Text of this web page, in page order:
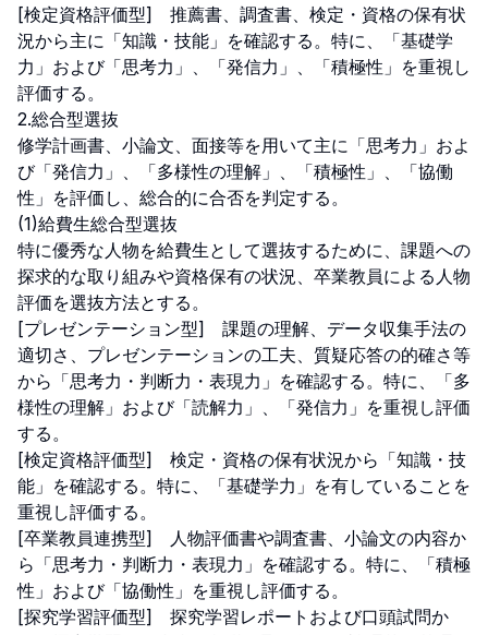
[検定資格評価型]　推薦書、調査書、検定・資格の保有状
況から主に「知識・技能」を確認する。特に、「基礎学
力」および「思考力」、「発信力」、「積極性」を重視し
評価する。
2.総合型選抜
修学計画書、小論文、面接等を用いて主に「思考力」およ
び「発信力」、「多様性の理解」、「積極性」、「協働
性」を評価し、総合的に合否を判定する。
(1)給費生総合型選抜
特に優秀な人物を給費生として選抜するために、課題への
探求的な取り組みや資格保有の状況、卒業教員による人物
評価を選抜方法とする。
[プレゼンテーション型]　課題の理解、データ収集手法の
適切さ、プレゼンテーションの工夫、質疑応答の的確さ等
から「思考力・判断力・表現力」を確認する。特に、「多
様性の理解」および「読解力」、「発信力」を重視し評価
する。
[検定資格評価型]　検定・資格の保有状況から「知識・技
能」を確認する。特に、「基礎学力」を有していることを
重視し評価する。
[卒業教員連携型]　人物評価書や調査書、小論文の内容か
ら「思考力・判断力・表現力」を確認する。特に、「積極
性」および「協働性」を重視し評価する。
[探究学習評価型]　探究学習レポートおよび口頭試問か